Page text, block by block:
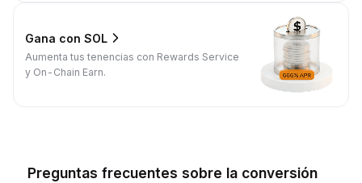
Gana con SOL
Aumenta tus tenencias con Rewards Service
y On-Chain Earn.
Preguntas frecuentes sobre la conversión